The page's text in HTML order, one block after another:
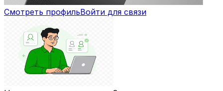
Смотреть профильВойти для связи